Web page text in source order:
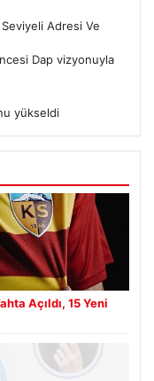
Adresi Ve
Dap vizyonuyla
yükseldi
Açıldı, 15 Yeni